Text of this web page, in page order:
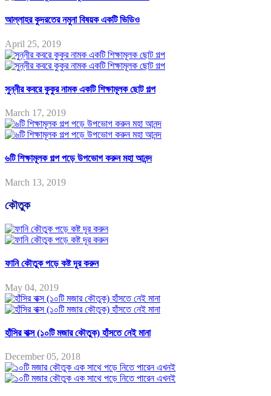
আল্লাহর কুদরতের নমুনা বিষয়ক একটি ভিডিও
April 25, 2019
সুন্নীর কবরে কুকুর নামক একটি শিক্ষামূলক ছোট গল্প
March 17, 2019
৬টি শিক্ষামূলক গল্প পড়ে উপভোগ করুন মহা আনন্দ
March 13, 2019
কৌতুক
ফানি কৌতুক পড়ে কষ্ট দূর করুন
May 04, 2019
হাঁসির বাক্স (১০টি মজার কৌতুক) হাঁসতে নেই মানা
December 05, 2018